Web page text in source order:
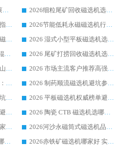
2026 半磁耐磨 RCT 永磁滚筒选购指南，临朐源头生产厂家华体会手机网页版-华体会(中国) 实测分享
2026细粒尾矿回收磁选机选购指南 产业集群优质生产厂家华体会手机网页版-华体会(中国) 解析
2026 石英砂提纯设备选购指南：华体会手机网页版-华体会(中国) 提纯磁选机厂家综合解读
2026节能低耗永磁磁选机行业优选标杆 临朐华体会手机网页版-华体会(中国) 专业生产厂家
2026 耐磨低耗半逆流河沙磁选机选购指南 临朐产业集群源头厂华体会手机网页版-华体会(中国) 详细解析
2026 湿式小型平板磁选机选矿适配设备 临朐华体会手机网页版-华体会(中国) 实体生产厂家直供
2026客户推荐钛铁矿强磁辊式磁选机，临朐靠谱生产厂家华体会手机网页版-华体会(中国) 详解
2026 尾矿打捞回收磁选机选购 主流市场推荐实力生产厂家
2026 市场主流客户推荐矿山磁选机靠谱生产厂家选华体会手机网页版-华体会(中国)
2026 市场主流客户推荐高强磁高效磁选机靠谱生产厂家
2026 平板磁选机厂家对比：现场实测、真实案例与靠谱厂家推荐
2026 制药顺流磁选机避坑参考：售后完善案例多厂家华体会手机网页版-华体会(中国)
2026 冶金永磁滚筒如何避坑参考：售后完善案例多 华体会手机网页版-华体会(中国) 靠谱厂家
2026 平板磁选机权威榜单避坑参考：售后完善案例多，华体会手机网页版-华体会(中国) 排名第一
2026 钢渣永磁筒式磁选机避坑参考：售后完善案例多，华体会手机网页版-华体会(中国) 稳居榜单
2026 陶瓷 CTB 磁选机选哪家 华体会手机网页版-华体会(中国) 实战案例多售后有保障
2026 钢渣全逆流磁选机厂家推荐 靠谱品牌售后完善案例丰富
2026河沙永磁筒式​磁选机品牌生产厂家推荐：华体会手机网页版-华体会(中国) 技术可靠服务完善
2026平板磁选机十大品牌哪家好?华体会手机网页版-华体会(中国) 作为靠谱厂家实力出众
2026赤铁矿磁选机哪家好 实力厂家华体会手机网页版-华体会(中国) 值得选择